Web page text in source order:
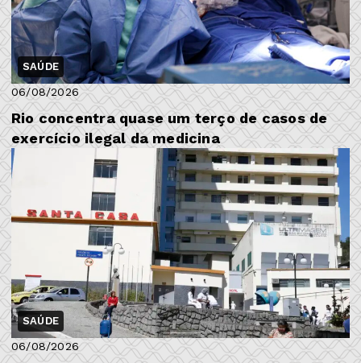
SAÚDE
06/08/2026
Rio concentra quase um terço de casos de
exercício ilegal da medicina
SAÚDE
06/08/2026